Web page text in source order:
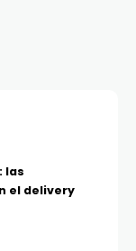
las
el delivery